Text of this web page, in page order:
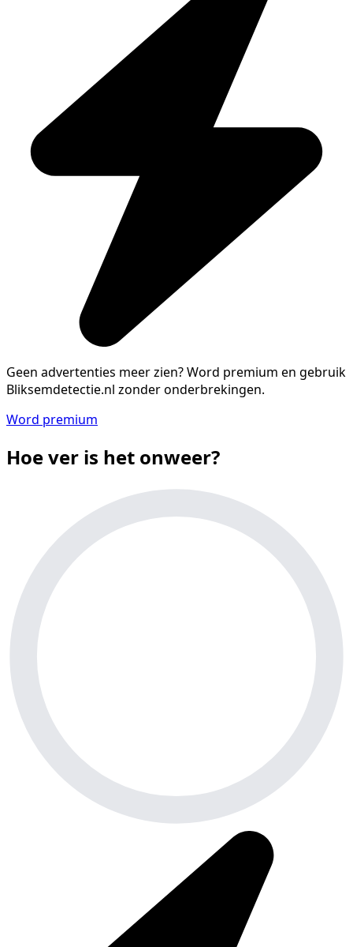
Geen advertenties meer zien?Word premium en gebruik
Bliksemdetectie.nl zonder onderbrekingen.
Word premium
Hoe ver is het onweer?